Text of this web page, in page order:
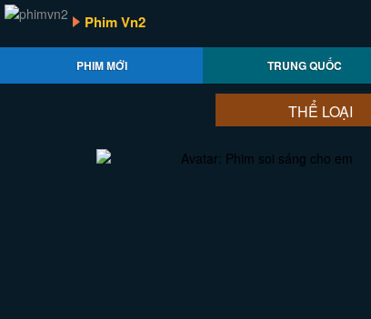
Phim Vn2
PHIM MỚI TRUNG QUỐC
THỂ LOẠI